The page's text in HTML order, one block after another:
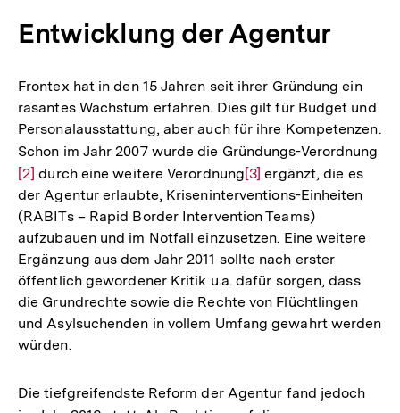
Entwicklung der Agentur
Frontex hat in den 15 Jahren seit ihrer Gründung ein
rasantes Wachstum erfahren. Dies gilt für Budget und
Personalausstattung, aber auch für ihre Kompetenzen.
Schon im Jahr 2007 wurde die Gründungs-Verordnung
[2] durch eine weitere Verordnung Zur
Auflösung
der
Fußnote
[3] ergänzt, die es
der Agentur erlaubte, Kriseninterventions-Einheiten
(RABITs – Rapid Border Intervention Teams)
aufzubauen und im Notfall einzusetzen. Eine weitere
Ergänzung aus dem Jahr 2011 sollte nach erster
öffentlich gewordener Kritik u.a. dafür sorgen, dass
die Grundrechte sowie die Rechte von Flüchtlingen
und Asylsuchenden in vollem Umfang gewahrt werden
würden.
Die tiefgreifendste Reform der Agentur fand jedoch